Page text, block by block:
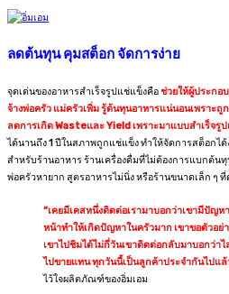
ลดต้นทุน คุมสต็อก จัดการง่าย
จุดเด่นของอาหารสำเร็จรูปแช่แข็งคือช่วยให้ผู้ประกอ
จ้างพ่อครัว แม่ครัวเพิ่ม รู้ต้นทุนอาหารแน่นอนเพราะ
ลดการเกิด Wasteและ Yield เพราะมาแบบสำเร็จรู
ได้นานถึง 1 ปีในสภาพถูกแช่แข็ง ทำให้จัดการสต็อกไ
สำหรับร้านอาหาร ร้านเครื่องดื่มที่ไม่ต้องการแบกต้น
พ่อครัวหายาก สูตรอาหารไม่นิ่ง หรือร้านขนาดเล็ก ๆ
“เคยมีเคสหนึ่งติดต่อเรามาบอกว่าเขามีปัญ
หน้าทำให้เกิดปัญหาในครัวมาก เขาขอตัวอย่
เขาไปชิมได้ไม่กี่วันเขาติดต่อกลับมาบอกว่า
ไปขายแทน ทุกวันนี้เป็นลูกค้าประจำกันไปแล้
ไว้ใจผลิตภัณฑ์ของอิ่มเอม